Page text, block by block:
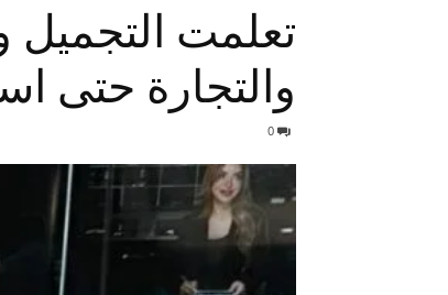
تعلمت
والتجارة حتى